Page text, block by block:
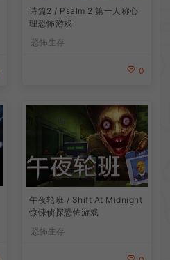
诗篇2 / Psalm 2 第一人称心
理恐怖游戏
恐怖生存
0
午夜轮班 / Shift At Midnight
惊悚侦探恐怖游戏
恐怖生存